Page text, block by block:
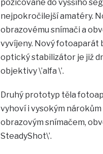
pozicované do vyššího
nejpokročilejší amatéry.
obrazovému snímači a
vyvíjeny. Nový fotoaparát
optický stabilizátor je již
objektivy \’alfa \’.
Druhý prototyp těla
vyhoví i vysokým
obrazovým snímačem,
SteadyShot\’.